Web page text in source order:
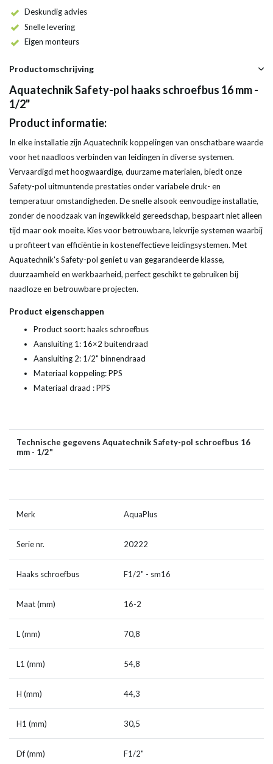
Deskundig advies
Snelle levering
Eigen monteurs
Productomschrijving
Aquatechnik Safety-pol haaks schroefbus 16 mm -
1/2"
Product informatie:
In elke installatie zijn Aquatechnik koppelingen van onschatbare waarde
voor het naadloos verbinden van leidingen in diverse systemen.
Vervaardigd met hoogwaardige, duurzame materialen, biedt onze
Safety-pol uitmuntende prestaties onder variabele druk- en
temperatuur omstandigheden. De snelle alsook eenvoudige installatie,
zonder de noodzaak van ingewikkeld gereedschap, bespaart niet alleen
tijd maar ook moeite. Kies voor betrouwbare, lekvrije systemen waarbij
u profiteert van efficiëntie in kosteneffectieve leidingsystemen. Met
Aquatechnik's Safety-pol geniet u van gegarandeerde klasse,
duurzaamheid en werkbaarheid, perfect geschikt te gebruiken bij
naadloze en betrouwbare projecten.
Product eigenschappen
Product soort: haaks schroefbus
Aansluiting 1: 16×2 buitendraad
Aansluiting 2: 1/2" binnendraad
Materiaal koppeling: PPS
Materiaal draad : PPS
Technische gegevens Aquatechnik Safety-pol schroefbus 16
mm - 1/2"
Merk AquaPlus
Serie nr. 20222
Haaks schroefbus F1/2" - sm16
Maat (mm) 16-2
L (mm) 70,8
L1 (mm) 54,8
H (mm) 44,3
H1 (mm) 30,5
Df (mm) F1/2"